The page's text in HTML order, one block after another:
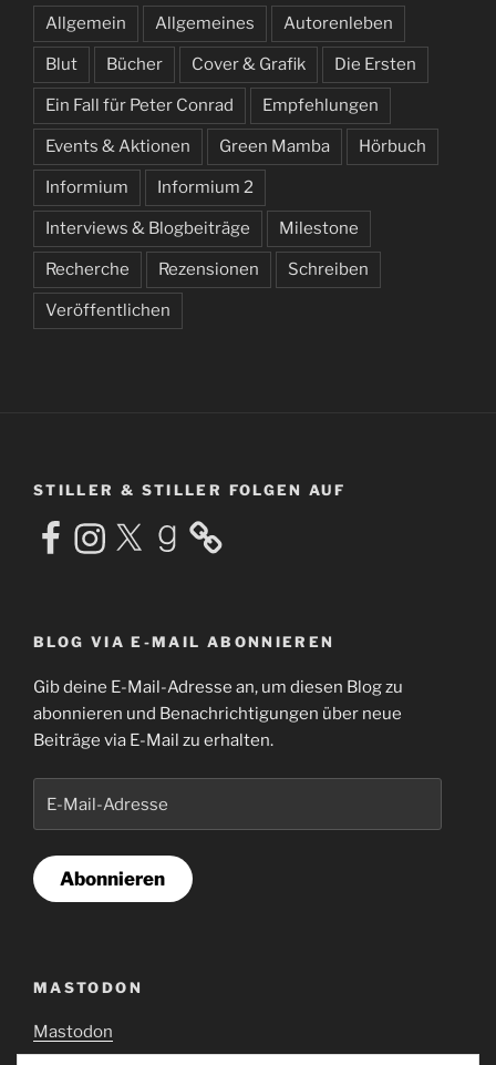
Allgemein Allgemeines Autorenleben
Blut Bücher Cover & Grafik Die Ersten
Ein Fall für Peter Conrad Empfehlungen
Events & Aktionen Green Mamba Hörbuch
Informium Informium 2
Interviews & Blogbeiträge Milestone
Recherche Rezensionen Schreiben
Veröffentlichen
STILLER & STILLER FOLGEN AUF
FacebookInstagram
X Goodreads
BLOG VIA E-MAIL ABONNIEREN
Gib deine E-Mail-Adresse an, um diesen Blog zu
abonnieren und Benachrichtigungen über neue
Beiträge via E-Mail zu erhalten.
Mail-
Abonnieren
MASTODON
Mastodon